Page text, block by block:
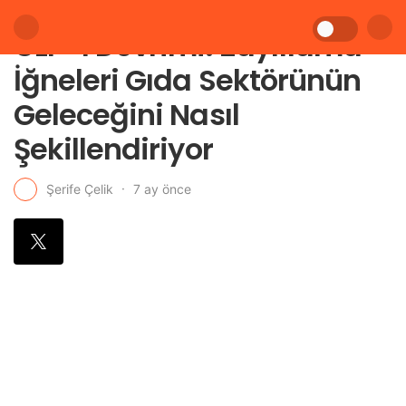
GLP-1 Devrimi: Zayıflama
İğneleri Gıda Sektörünün
Geleceğini Nasıl
Şekillendiriyor
Şerife Çelik 7 ay önce